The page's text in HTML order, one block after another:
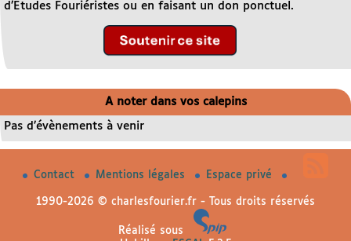
d’Etudes Fouriéristes ou en faisant un don ponctuel.
A noter dans vos calepins
Pas d’évènements à venir
Contact Mentions légales Espace privé
1990-2026 © charlesfourier.fr - Tous droits réservés
Réalisé sous